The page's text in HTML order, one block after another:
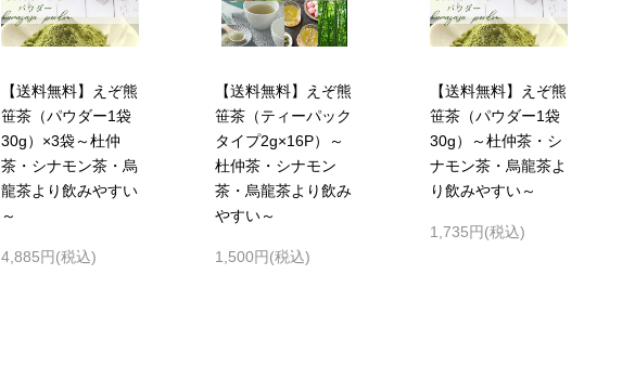
【送料無料】えぞ熊
笹茶（パウダー1袋
30g）×3袋～杜仲
茶・シナモン茶・烏
龍茶より飲みやすい
～
4,885円(税込)
【送料無料】えぞ熊
笹茶（ティーパック
タイプ2g×16P）～
杜仲茶・シナモン
茶・烏龍茶より飲み
やすい～
1,500円(税込)
【送料無料】えぞ熊
笹茶（パウダー1袋
30g）～杜仲茶・シ
ナモン茶・烏龍茶よ
り飲みやすい～
1,735円(税込)